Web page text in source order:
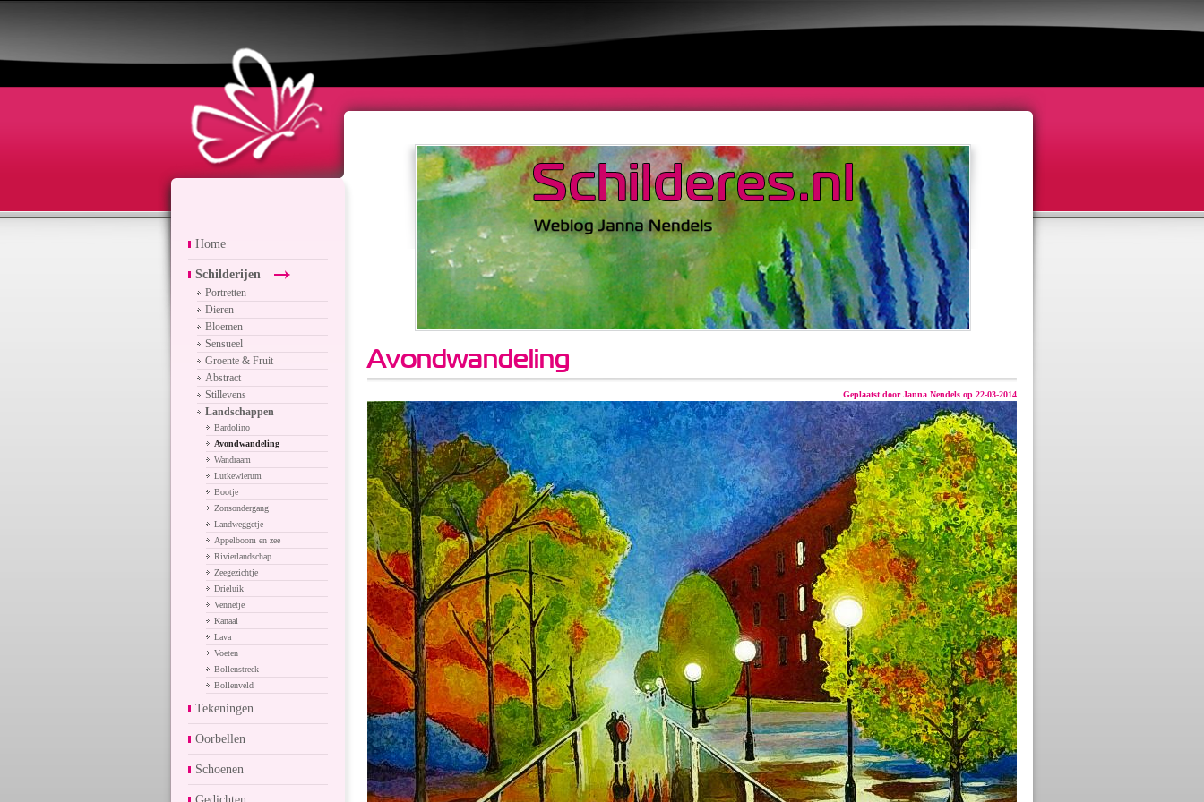
Home
Schilderijen
Portretten
Dieren
Bloemen
Sensueel
Groente & Fruit
Abstract
Stillevens
Landschappen
Bardolino
Avondwandeling
Wandraam
Lutkewierum
Bootje
Zonsondergang
Landweggetje
Appelboom en zee
Rivierlandschap
Zeegezichtje
Drieluik
Vennetje
Kanaal
Lava
Voeten
Bollenstreek
Bollenveld
Tekeningen
Oorbellen
Schoenen
Avondwandeling
Geplaatst door Janna Nendels op 22-03-2014